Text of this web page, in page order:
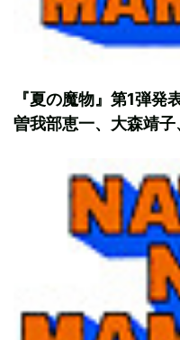
『夏の魔物』第1弾発
曽我部恵一、大森靖